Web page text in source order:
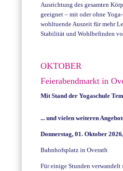
Ausrichtung des gesamten
geeignet – mit oder ohne
wohltuende Auszeit für mehr
Stabilität und Wohlbefinden
OKTOBER
Feierabendmarkt in
Mit Stand der Yogaschule
... und vielen weiteren
Donnerstag, 01. Oktober 2026,
Bahnhofsplatz in Overath
Für einige Stunden verwandelt